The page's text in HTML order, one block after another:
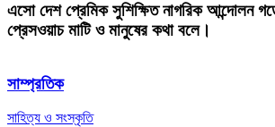
এসো দেশ প্রেমিক সুশিক্ষিত নাগরিক আন্দোলন
প্রেসওয়াচ মাটি ও মানুষের কথা বলে।
সাম্প্রতিক
সাহিত্য ও সংস্কৃতি